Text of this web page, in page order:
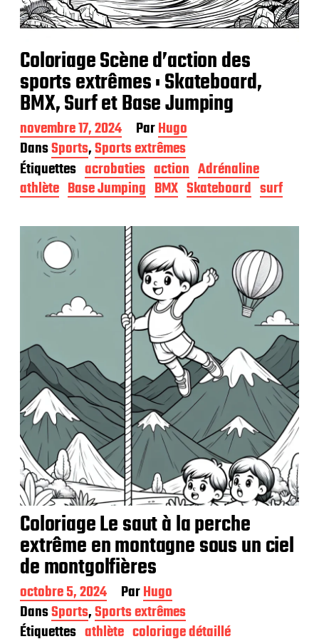
Coloriage Scène d’action des
sports extrêmes : Skateboard,
BMX, Surf et Base Jumping
D
a
t
e
d
e
u
n
novembre 17, 2024 ParHugo
DansSports,Sports extrêmes
Étiquettes acrobaties action Adrénaline
athlète Base Jumping BMX Skateboard surf
Coloriage Le saut à la perche
extrême en montagne sous un ciel
de montgolfières
D
a
t
octobre 5, 2024 ParHugo
DansSports,Sports extrêmes
Étiquettes athlète coloriage détaillé